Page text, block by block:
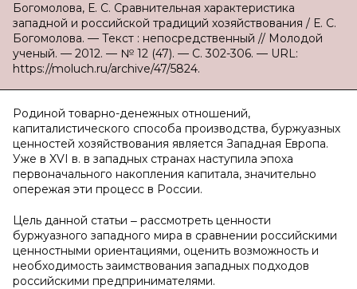
Богомолова, Е. С. Сравнительная характеристика
западной и российской традиций хозяйствования / Е. С.
Богомолова. — Текст : непосредственный // Молодой
ученый. — 2012. — № 12 (47). — С. 302-306. — URL:
https://moluch.ru/archive/47/5824.
Родиной товарно-денежных отношений,
капиталистического способа производства, буржуазных
ценностей хозяйствования является Западная Европа.
Уже в XVI в. в западных странах наступила эпоха
первоначального накопления капитала, значительно
опережая эти процесс в России.
Цель данной статьи ‒ рассмотреть ценности
буржуазного западного мира в сравнении российскими
ценностными ориентациями, оценить возможность и
необходимость заимствования западных подходов
российскими предпринимателями.